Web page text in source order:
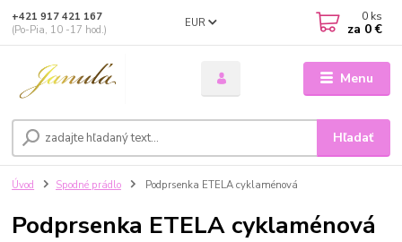
Menu
EUR
Hľadať
+421 917 421 167
(Po-Pia, 10 -17 hod.)
0 ks
za 0 €
Úvod Spodné prádlo Podprsenka ETELA cyklaménová
Podprsenka ETELA cyklaménová